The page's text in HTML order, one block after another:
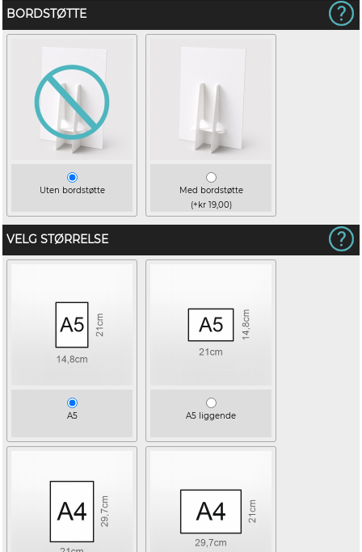
BORDSTØTTE
Uten bordstøtte
Med bordstøtte
(+kr 19,00)
VELG STØRRELSE
A5 A5 liggende